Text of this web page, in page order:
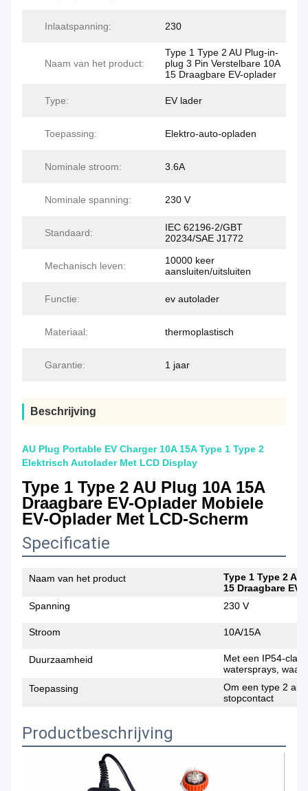
Inlaatspanning: 230
Naam van het product:
Type 1 Type 2 AU Plug-in-
plug 3 Pin Verstelbare 10A
15 Draagbare EV-oplader
Type: EV lader
Toepassing: Elektro-auto-opladen
Nominale stroom: 3.6A
Nominale spanning: 230 V
Standaard:
IEC 62196-2/GBT
20234/SAE J1772
Mechanisch leven:
10000 keer
aansluiten/uitsluiten
Functie: ev autolader
Materiaal: thermoplastisch
Garantie: 1 jaar
Beschrijving
AU Plug Portable EV Charger 10A 15A Type 1 Type 2
Elektrisch Autolader Met LCD Display
Type 1 Type 2 AU Plug 10A 15A
Draagbare EV-Oplader Mobiele
EV-Oplader Met LCD-Scherm
Specificatie
Naam van het product
Type 1 Type 2
15 Draagbare
Spanning
230 V
Stroom 10A/15A
Duurzaamheid
Met een IP54-
watersprays,
Toepassing
Om een type 2
stopcontact
Productbeschrijving